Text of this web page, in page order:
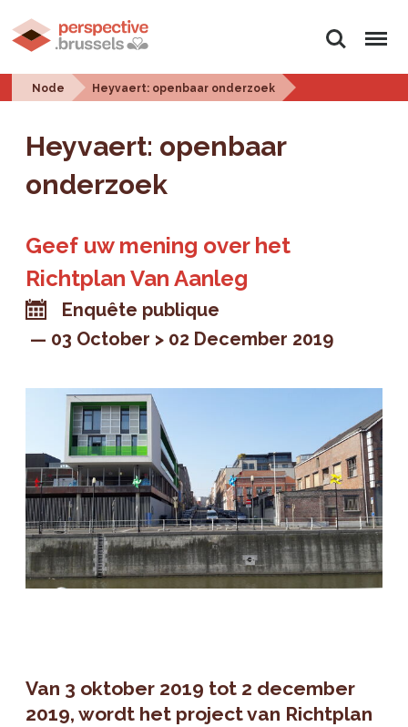
Search Menu
Node Heyvaert: openbaar onderzoek
Heyvaert: openbaar
onderzoek
Geef uw mening over het
Richtplan Van Aanleg
Enquête publique
03 October > 02 December 2019
Van 3 oktober 2019 tot 2 december
2019, wordt het project van Richtplan